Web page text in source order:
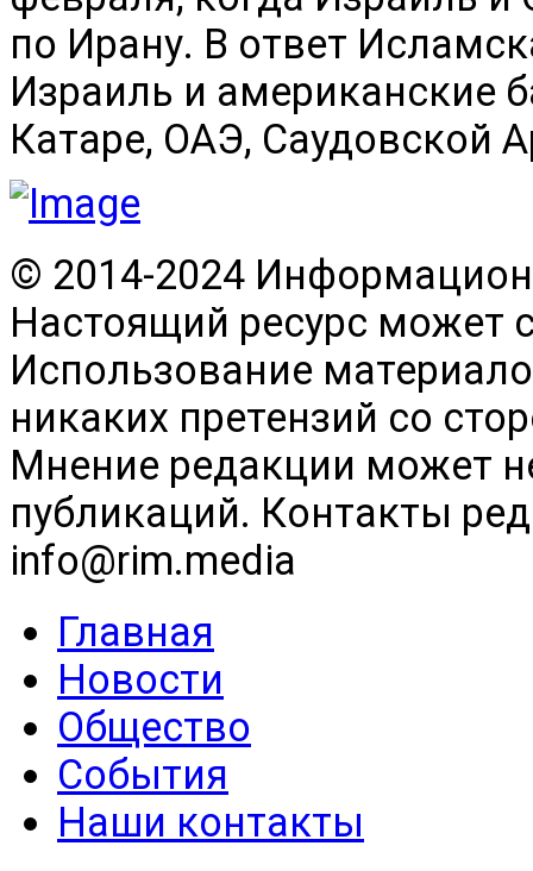
по Ирану. В ответ
Израиль и американские
Катаре, ОАЭ, Саудовской
© 2014-2024
Настоящий ресурс может
Использование
никаких претензий со
Мнение редакции может
публикаций. Контакты
info@rim.media
Главная
Новости
Общество
События
Наши контакты